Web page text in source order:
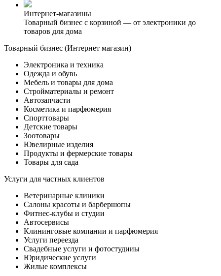
Интернет-магазины
Товарный бизнес с корзиной — от электроники до
товаров для дома
Товарный бизнес (Интернет магазин)
Электроника и техника
Одежда и обувь
Мебель и товары для дома
Стройматериалы и ремонт
Автозапчасти
Косметика и парфюмерия
Спорттовары
Детские товары
Зоотовары
Ювелирные изделия
Продукты и фермерские товары
Товары для сада
Услуги для частных клиентов
Ветеринарные клиники
Салоны красоты и барбершопы
Фитнес-клубы и студии
Автосервисы
Клининговые компании и парфюмерия
Услуги переезда
Свадебные услуги и фотостудииы
Юридические услуги
Жилые комплексы